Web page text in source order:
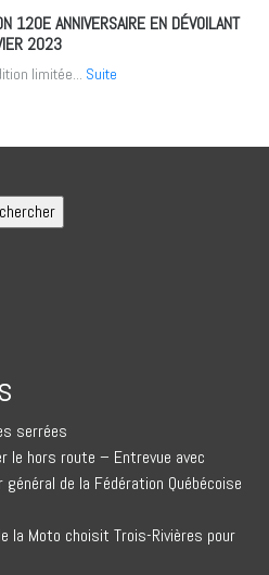
120E ANNIVERSAIRE EN DÉVOILANT
2023
limitée... Suite
serrées
le hors route – Entrevue avec
de la Fédération Québécoise
la Moto choisit Trois-Rivières pour